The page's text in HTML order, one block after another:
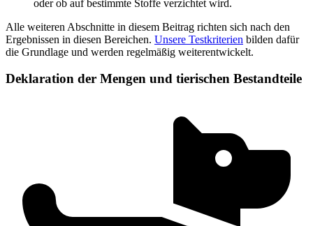
oder ob auf bestimmte Stoffe verzichtet wird.
Alle weiteren Abschnitte in diesem Beitrag richten sich nach den
Ergebnissen in diesen Bereichen. Unsere Testkriterien bilden dafür
die Grundlage und werden regelmäßig weiterentwickelt.
Deklaration der Mengen und tierischen Bestandteile